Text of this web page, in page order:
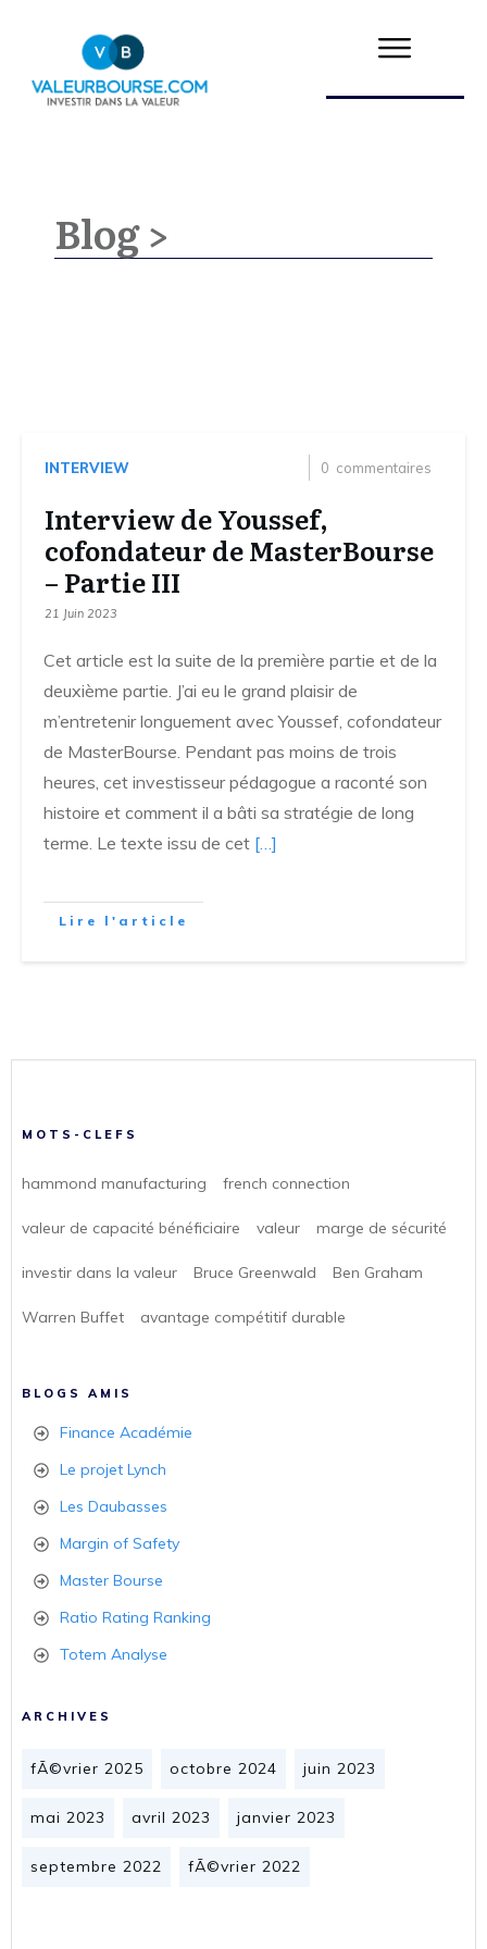
Blog >
MOTS-CLEFS
hammond manufacturing french connection
valeur de capacité bénéficiaire valeur marge de sécurité
investir dans la valeur Bruce Greenwald Ben Graham
Warren Buffet avantage compétitif durable
BLOGS AMIS
Finance Académie
Le projet Lynch
Les Daubasses
Margin of Safety
Master Bourse
Ratio Rating Ranking
Totem Analyse
ARCHIVES
fÃ©vrier 2025 octobre 2024 juin 2023
mai 2023 avril 2023 janvier 2023
septembre 2022 fÃ©vrier 2022
INTERVIEW 0 commentaires
Interview de Youssef,
cofondateur de MasterBourse
– Partie III
21 Juin 2023
Cet article est la suite de la première partie et de la
deuxième partie. J’ai eu le grand plaisir de
m’entretenir longuement avec Youssef, cofondateur
de MasterBourse. Pendant pas moins de trois
heures, cet investisseur pédagogue a raconté son
histoire et comment il a bâti sa stratégie de long
terme. Le texte issu de cet […]
Lire l'article